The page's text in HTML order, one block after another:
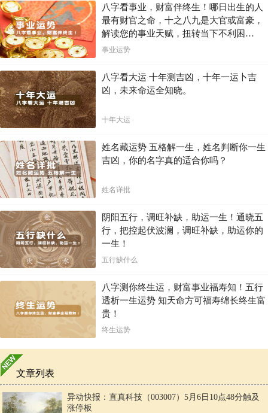
八字看事业，财富伴终生！哪日出生的人
最有财官之命，十之八九是大官或富豪，
解读您的事业天赋，扭转当下不利困
局！！
事业运势
八字看大运 十年测吉凶，十年一运卜吉
凶，未来命运全知晓。
十年大运
姓名藏运势 五格解一生，姓名判断你一生
吉凶，你的名字真的适合你吗？
姓名详批
阴阳五行，调旺补缺，助运一生！通晓五
行，把控起伏波澜，调旺补缺，助运你的
一生！
五行缺什么
八字测你终生运，财富事业福寿知！五行
透析一生运势 知天命方可福寿绵长终生富
贵！
终生运势
文章列表
异动快报：直真科技（003007）5月6日10点48分触及
涨停板